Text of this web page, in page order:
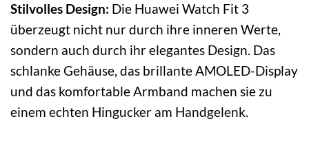
Stilvolles Design: Die Huawei Watch Fit 3
überzeugt nicht nur durch ihre inneren Werte,
sondern auch durch ihr elegantes Design. Das
schlanke Gehäuse, das brillante AMOLED-Display
und das komfortable Armband machen sie zu
einem echten Hingucker am Handgelenk.